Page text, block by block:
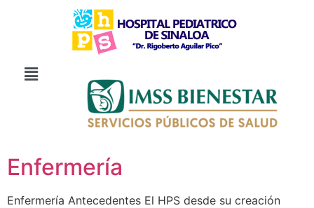
Enfermería
Enfermería Antecedentes El HPS desde su creación